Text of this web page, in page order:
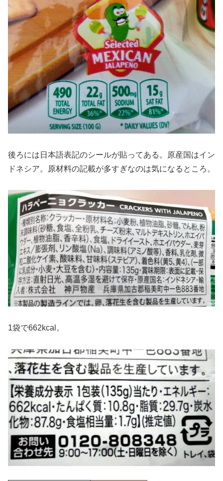
後ろには日本語表記のシールが貼ってある。原産国はイン
ドネシア。原材料の記載が多すぎなのは気になるところ。
1袋で662kcal。